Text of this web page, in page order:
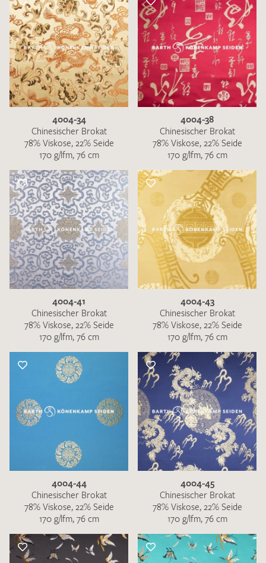
Ich bin damit einverstanden, dass meine angegebenen Daten
zur Beantwortung meiner Musteranfrage genutzt werden.
Datenschutzbestimmungenhabe ich zur Kenntnis
genommen und akzeptiere diese.
4004-34
Chinesischer Brokat
78% Viskose, 22% Seide
170 g/lfm, 76 cm
4004-38
Chinesischer Brokat
78% Viskose, 22% Seide
170 g/lfm, 76 cm
4004-41
Chinesischer Brokat
78% Viskose, 22% Seide
170 g/lfm, 76 cm
4004-43
Chinesischer Brokat
78% Viskose, 22% Seide
170 g/lfm, 76 cm
4004-44
Chinesischer Brokat
78% Viskose, 22% Seide
170 g/lfm, 76 cm
4004-45
Chinesischer Brokat
78% Viskose, 22% Seide
170 g/lfm, 76 cm